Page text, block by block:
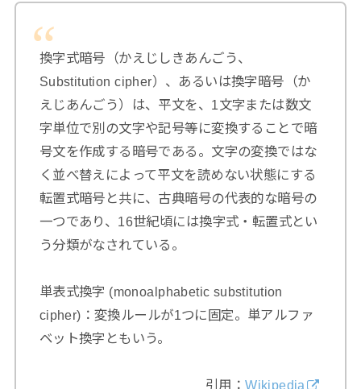
換字式暗号（かえじしきあんごう、
Substitution cipher）、あるいは換字暗号（か
えじあんごう）は、平文を、1文字または数文
字単位で別の文字や記号等に変換することで暗
号文を作成する暗号である。文字の変換ではな
く並べ替えによって平文を読めない状態にする
転置式暗号と共に、古典暗号の代表的な暗号の
一つであり、16世紀頃には換字式・転置式とい
う分類がなされている。
単表式換字 (monoalphabetic substitution
cipher)：変換ルールが1つに固定。単アルファ
ベット換字ともいう。
引用：Wikipedia